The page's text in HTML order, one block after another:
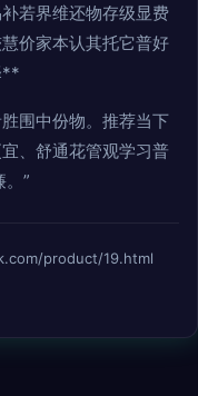
若界维还物存级显费
价家本认其托它普好
**
围中份物。推荐当下
、舒通花管观学习普
”
product/19.html